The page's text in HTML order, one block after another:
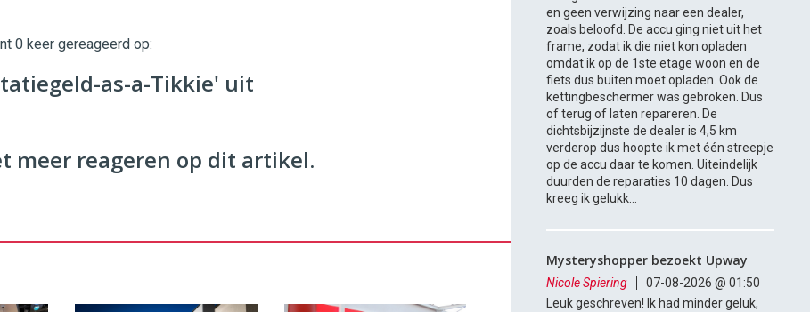
0 keer gereageerd op:
as-a-Tikkie' uit
meer reageren op dit artikel.
en geen verwijzing naar een dealer,
zoals beloofd. De accu ging niet uit het
frame, zodat ik die niet kon opladen
omdat ik op de 1ste etage woon en de
fiets dus buiten moet opladen. Ook de
kettingbeschermer was gebroken. Dus
of terug of laten repareren. De
dichtsbijzijnste de dealer is 4,5 km
verderop dus hoopte ik met één streepje
op de accu daar te komen. Uiteindelijk
duurden de reparaties 10 dagen. Dus
kreeg ik gelukk...
Mysteryshopper bezoekt Upway
Nicole Spiering
07-08-2026 @ 01:50
Leuk geschreven! Ik had minder geluk,